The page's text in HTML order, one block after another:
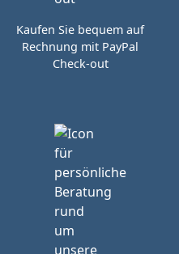
Kaufen Sie bequem auf
Rechnung mit PayPal
Check-out